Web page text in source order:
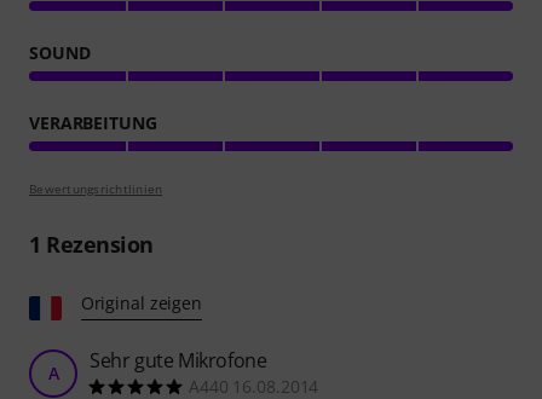
SOUND
VERARBEITUNG
Bewertungsrichtlinien
1 Rezension
Original zeigen
A Sehr gute Mikrofone
A440 16.08.2014